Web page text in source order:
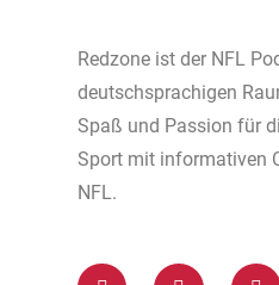
Redzone ist der NFL
deutschsprachigen
Spaß und Passion für
Sport mit informativen
NFL.